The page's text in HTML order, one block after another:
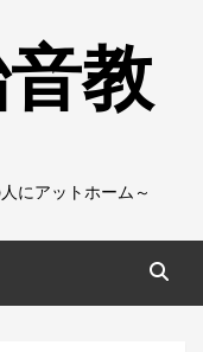
教
人にアットホーム～